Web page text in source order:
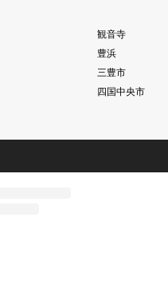
観音寺
豊浜
三豊市
四国中央市